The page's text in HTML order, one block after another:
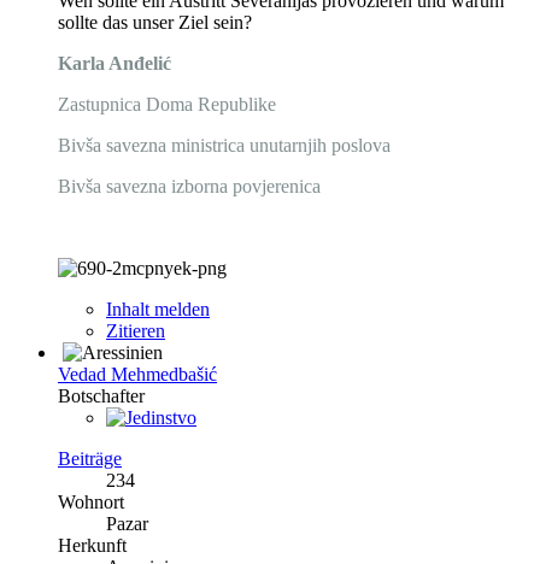
sollte das unser Ziel sein?
Karla Anđelić
Zastupnica Doma Republike
Bivša savezna ministrica unutarnjih poslova
Bivša savezna izborna povjerenica
Inhalt melden
Zitieren
Vedad Mehmedbašić
Botschafter
Beiträge
234
Wohnort
Pazar
Herkunft